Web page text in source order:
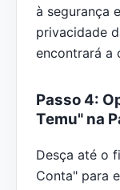
à segurança
privacidade
encontrará a
Passo 4:
Temu" na
Desça até o
Conta" para